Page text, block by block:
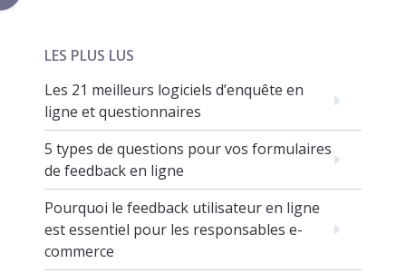
LES PLUS LUS
Les 21 meilleurs logiciels d’enquête en
ligne et questionnaires
5 types de questions pour vos formulaires
de feedback en ligne
Pourquoi le feedback utilisateur en ligne
est essentiel pour les responsables e-
commerce